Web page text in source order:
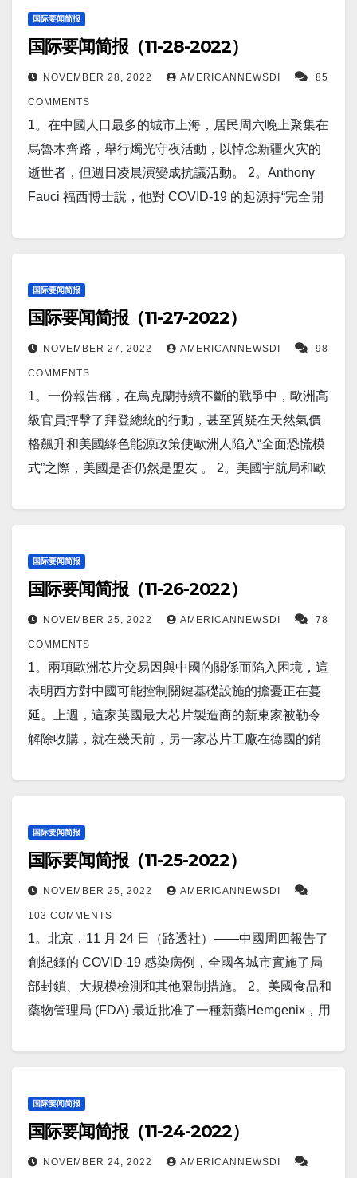
喬·拜登週四表示，他願意與俄羅斯總統弗拉基米爾·普
京會面，了解他是否願意結束對烏克蘭長達近一年的
入侵，但不是單方面的，而且只有在首先與美國的北
冠患者109,986人。新增死亡人数567人。 康州新增新
冠感染841人，新增死0人 17。世界疫情 日本新增感染
138,396人,新增死亡210人。 中国新增感染13,262人，
新增死亡16人。 俄罗斯昨日新增新冠患者6,043人，新
的支持！ 顾震帝 2022年12月2日。
耳其就北歐國家加入北約達成協議方面取得了良好進
展。 11。印度中央銀行印度儲備銀行 (RBI) 打算
在 12 月 1 日啟動一個試點項目來測試零售數字盧比。
據報導，這些試驗將涉及一個由消費者和商家組成
的“封閉用戶群”。第一階段，測試將在孟買、新德里、
班加羅爾和布巴內斯瓦爾進行。 未來試點將擴大到9個
城市。 12。报道称，NASA 授予德州公司 5700 萬美
元用於月球建造系統。 13。新西蘭惠靈頓（美聯社）
烏克蘭提供愛國者導彈防禦系統，以幫助加強其防空
能力，抵禦俄羅斯持續不斷的襲擊。 15。报道称，夏
威夷兩座火山幾十年來首次同時噴發。週日晚上，世
噴發。 附近的基拉韋厄火山也在噴發——都在群島的
大島上。 16。美国疫情 昨日美国新增新冠患者45,422
人。新增死亡人数393人。 康州新增新冠感染925人，
新增死15人 17。世界疫情 日本新增感染135,096人,新
人。 俄罗斯昨日新增新冠患者4,892人，新增死亡51
顾震帝 2022年12月1日。
界第二大經濟體未來發展方向的質疑。 7。據《衛報》
報導，太空指揮官週一警告說，可能的太空戰爭會對
軍方最近在廣東省舉行的第十四屆中國國際航空航天
展覽會上，展示了其洲際無人機 (UAV) 翼龍三號，其
可携带空對空導彈飛行6200 英里。 9。11 月 29 日
（路透社）——俄羅斯前總統梅德韋傑夫週二警告北
約不要向烏克蘭提供愛國者導彈防禦系統，譴責該聯
盟是向他所謂的“極端主義政權”提供武器的“犯罪實
透社）——一名議會消息人士稱，意大利執政的右翼
政黨週二撤回了一項修正案，該修正案允許政府在整
個 2023 年繼續向烏克蘭運送武器，此前反對派呼籲就
此問題單獨頒布法令。 12。中國軍方表示，已派遣一
艘軍艦前往南海，以引導一艘“嚴重侵犯”中國安全和主
權的美國巡洋艦離開，並指責華盛頓是該地區的“安全
風險製造者”。週二，中國軍方表示，一艘“非法闖入”南
沙群島附近海域的美國巡洋艦受到嚴密監視，隨後被
天。 14。路透柏林 11 月 29 日 - 歐盟內部市場專員蒂
埃里·布雷頓 (Thierry Breton) 週二在柏林舉行的一次行
業會議上表示，歐盟不會對美國的新補貼持被動態
和歐洲航空公司 easyJet 宣布他們已經成功測試了氫氣
噴氣發動機——公司希望這項技術最終可能有助於消
除航空業的溫室氣體排放。 勞斯萊斯在昨天的新聞稿
中表示，地面測試標誌著“世界上首次使用氫氣現代航
59,717人。新增死亡人数280人。 康州新增新冠感染
人,新增死亡103人。 中国新增感染46,840人，新增死
亡27人。 俄罗斯昨日新增新冠患者4,980人，新增死亡
持！ 顾震帝 2022年11月30日。
然，這一里程碑在某些方面被譴責為對“可持續發展”和
全球生活水平的威脅。 4。當局週一表示，世界上最大
的活火山夏威夷莫納羅亞火山近 40 年來首次噴發，導
（UPI）- 烏克蘭總統沃洛德米爾·澤倫斯基警告稱，由
於赫爾松和第聶伯羅彼得羅夫斯克的居民周一看到新
的襲擊事件，俄羅斯在全國范圍內的軍事打擊有所增
加。 6。布魯塞爾（美聯社）——週日，摩洛哥在世界
發了騷亂。 7。專家稱房價“崩盤”即將來臨。美国現房
家表示，隨著抵押貸款利率接近 7%，大規模房地產市
場放緩的可能性越來越大。 8。北京（美聯社）——中
三名宇航員完成中國空間站建設的火箭將於週二發
射。 9。白宮和美國國務院表示不同意中國的零新冠病
毒政策，並支持全國各地正在進行的抗議活動。 10。
東京（美聯社）——今年在日本出生的嬰兒數量低於
去年的歷史最低水平，政府最高發言人將其描述為“危
急情況”。 11。里希·蘇納克（Rishi Sunak）標誌著英
從，總理通過譴責北京的“鎮壓”以及襲擊 BBC 記者，
向抗議者表示支持。 12。报道称，儘管週末發生了抗
議，但中國可能不會在短期內對其Covid政策做出重大
改變。 13。由於中國抗議活動導致供應鏈擔憂加劇，
美国股市收低，道瓊斯指數下跌近 500 點。 14。（路
透社）——國防部周一表示，美國國務院已批准向芬
蘭出售 AIM 9X Block II 戰術導彈、AGM-154 聯合防區
外武器和相關設備，估計成本為 3.233 億美元。 15。
稱讚他們抗擊俄羅斯。 16。美国疫情 昨日美国新增新
冠患者4,355人。新增死亡人数0人。 康州新增新冠感
染285人，新增死0人 17。世界疫情 日本新增感染
新增死亡20人。 俄罗斯昨日新增新冠患者5,866人，新
增死亡51人。 以下为华人服务广告区： 衷心感谢大家
的支持！ 顾震帝 2022年11月29日。
国际要闻简报
国际要闻简报（11-28-2022）
NOVEMBER 28, 2022 AMERICANNEWSDI 85
COMMENTS
1。在中國人口最多的城市上海，居民周六晚上聚集在
烏魯木齊路，舉行燭光守夜活動，以悼念新疆火灾的
逝世者，但週日凌晨演變成抗議活動。 2。Anthony
Fauci 福西博士說，他對 COVID-19 的起源持“完全開
和設備。 4。梵蒂岡城，11 月 26 日（路透社）——梵
蒂岡週六指責中國當局違反了一項關於任命主教的雙
邊協定，在一個不被羅馬教廷承認的教區設立了主
尼拉時承諾，如果在有爭議的南中國海的菲律賓軍隊
受到攻擊，華盛頓將援引一項已有數十年曆史的共同
防禦條約。 6。美國頂級傳染病專家安東尼·福奇博士
說，美國“肯定”仍處於 Covid-19 大流行之中，他對美
社）——朝鮮領導人金正恩的女兒再次公開露面，這
的大膽照片正在加深關於她是否被準備為繼任者的爭
論。 8。由於擔心全國各地的抗議活動會加深其經濟動
跌。 9。北京（路透社）——中國工業企業的利潤
在 1 月至10 月以更快的速度下降，原因是 COVID-
19 案件的死灰復燃和不斷加深的房地產危機對工廠活
動和需求造成壓力。 10。11 月 27 日（UPI）--中國大
陸報告了創紀錄的COVID-19 病例，其中包括週日
近 40,000 例，這是該病毒起源近三年後，世界目前遠
結束他們正在進行的衝突。 12。以色列特拉維夫大學
開發的一項新技術可以通過結合超聲波和將納米氣泡
注射到血液中，以有針對性的方式摧毀癌性腫瘤。 據
研究小組稱，與侵入性治療方法或將微泡注射到腫瘤
本身不同，這項最新技術能夠以非侵入性方式破壞腫
瘤。 13。路透渥太華11月27日 - 加拿大周日啟動了期
待已久的印太戰略，誓言在與世界第二大經濟體就氣
候變化和貿易問題開展合作的同時，提供更多資源應
發現，每天喝兩到三杯咖啡可以降低患心髒病的風險
和各種原因導致的死亡風險。 這些發現適用於各種咖
啡品種，包括速溶咖啡、研磨咖啡和無咖啡因咖啡。
国际要闻简报
国际要闻简报（11-27-2022）
NOVEMBER 27, 2022 AMERICANNEWSDI 98
COMMENTS
1。一份報告稱，在烏克蘭持續不斷的戰爭中，歐洲高
級官員抨擊了拜登總統的行動，甚至質疑在天然氣價
格飆升和美國綠色能源政策使歐洲人陷入“全面恐慌模
式”之際，美國是否仍然是盟友 。 2。美國宇航局和歐
國食品和藥物管理局 (FDA) 拒絕批准其實驗性肺癌藥
物，理由是需要進行額外的研究。該公司現在計劃取
消這種名為 poziotinib 的藥物的開發優先級，並表示正
——台灣總統蔡英文在周六地方選舉失利後辭去執政
的民進黨黨魁職務，選民在這個自治島嶼的幾場主要
競選中選擇了反對黨國民黨。 5。报道称，“一天一根
香蕉”：澱粉補充劑可降低某些遺傳性癌症的風險。
示，週六馬里亞納群島的帕甘地區發生了 5.5 級地震。
高了癌症治療的有效性。 8。（路透社）- 在中國偏遠
的新疆地區爆發了罕見的抗議活動。在一場致命的火
護服的警衛高声抗议。 9。11 月 26 日（UPI）—— 伊
朗最高領袖週六讚揚了最近幾個月殺害數百名反政府
抗議者的準軍事組織。 10。首爾，11 月 27 日（路透
社）——朝鮮領導人金正恩表示，朝鮮的最終目標是
擁有世界上最強大的核力量，他提拔了數十名參與朝
鮮最大彈道導彈發射的軍官，官方媒體 週日報導。
種轉變允許可重複使用的高超音速飛機在加速到高馬
赫速度之前從常規跑道起飛，這是使高超音速飛行成
為現實的重要技術壯舉之一。 11。週六
国际要闻简报
国际要闻简报（11-26-2022）
NOVEMBER 25, 2022 AMERICANNEWSDI 78
COMMENTS
1。兩項歐洲芯片交易因與中國的關係而陷入困境，這
表明西方對中國可能控制關鍵基礎設施的擔憂正在蔓
延。上週，這家英國最大芯片製造商的新東家被勒令
解除收購，就在幾天前，另一家芯片工廠在德國的銷
這可能會為釋放數千名被監禁的伊斯蘭國恐怖分子打
開閘門。 3。北京（美聯社）——週五，中國一家法院
以強姦等罪名判處華裔加拿大流行歌星吳亦凡有期徒
強姦罪被判處 11 年零 6 個月的刑期，而在 2018 年他
和其他人涉嫌毆打兩名喝醉了的女人。吳還因大量少
報表演、廣告和其他收入來源的收入而逃稅，被處
以 6 億元人民幣（8370 萬美元）的罰款。 4。路透阿
黃金而非美元儲備購買石油產品，副總統Mahamudu
的人工智能技術能够让人類與動物交談。不列顛哥倫
比亞大學教授凱倫·巴克在她的新書《生命之聲：數字
交流領域的一些最具開創性的實驗。 6。頂級經濟學家
国际要闻简报
国际要闻简报（11-25-2022）
NOVEMBER 25, 2022 AMERICANNEWSDI
103 COMMENTS
1。北京，11 月 24 日（路透社）——中國周四報告了
創紀錄的 COVID-19 感染病例，全國各城市實施了局
部封鎖、大規模檢測和其他限制措施。 2。美國食品和
藥物管理局 (FDA) 最近批准了一種新藥Hemgenix，用
這種藥物因其高昂的價格（350万）而成為頭條新聞。
3。菲律賓馬尼拉（美聯社）——官員周四表示，在一
名菲律賓軍事指揮官報告稱，中國海岸警衛隊在有爭
国际要闻简报
国际要闻简报（11-24-2022）
NOVEMBER 24, 2022 AMERICANNEWSDI